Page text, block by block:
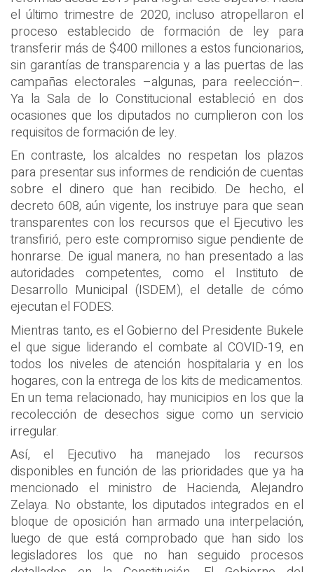
el último trimestre de 2020, incluso atropellaron el
proceso establecido de formación de ley para
transferir más de $400 millones a estos funcionarios,
sin garantías de transparencia y a las puertas de las
campañas electorales –algunas, para reelección–.
Ya la Sala de lo Constitucional estableció en dos
ocasiones que los diputados no cumplieron con los
requisitos de formación de ley.
En contraste, los alcaldes no respetan los plazos
para presentar sus informes de rendición de cuentas
sobre el dinero que han recibido. De hecho, el
decreto 608, aún vigente, los instruye para que sean
transparentes con los recursos que el Ejecutivo les
transfirió, pero este compromiso sigue pendiente de
honrarse. De igual manera, no han presentado a las
autoridades competentes, como el Instituto de
Desarrollo Municipal (ISDEM), el detalle de cómo
ejecutan el FODES.
Mientras tanto, es el Gobierno del Presidente Bukele
el que sigue liderando el combate al COVID-19, en
todos los niveles de atención hospitalaria y en los
hogares, con la entrega de los kits de medicamentos.
En un tema relacionado, hay municipios en los que la
recolección de desechos sigue como un servicio
irregular.
Así, el Ejecutivo ha manejado los recursos
disponibles en función de las prioridades que ya ha
mencionado el ministro de Hacienda, Alejandro
Zelaya. No obstante, los diputados integrados en el
bloque de oposición han armado una interpelación,
luego de que está comprobado que han sido los
legisladores los que no han seguido procesos